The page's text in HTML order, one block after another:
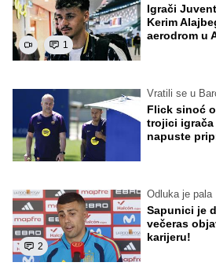
1
Igrači
Kerim
aerodrom u
Vratili se u
Flick sinoć
trojici
napuste
2
Odluka je pala
Sapunici je
večeras
karijeru!